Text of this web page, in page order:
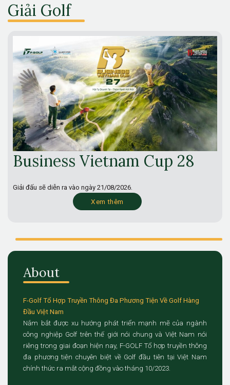
Giải Golf
Business Vietnam Cup 28
Giải đấu sẽ diễn ra vào ngày 21/08/2026.
Xem thêm
About
F-Golf Tổ Hợp Truyền Thông Đa Phương Tiện Về Golf Hàng
Đầu Việt Nam
Nắm bắt được xu hướng phát triển mạnh mẽ của ngành
công nghiệp Golf trên thế giới nói chung và Việt Nam nói
riêng trong giai đoạn hiện nay, F-GOLF Tổ hợp truyền thông
đa phương tiện chuyên biệt về Golf đầu tiên tại Việt Nam
chính thức ra mắt cộng đồng vào tháng 10/2023.